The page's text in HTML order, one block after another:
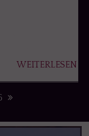
WEITERLESEN